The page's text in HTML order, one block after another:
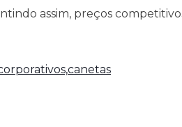
assim, preços
canetas